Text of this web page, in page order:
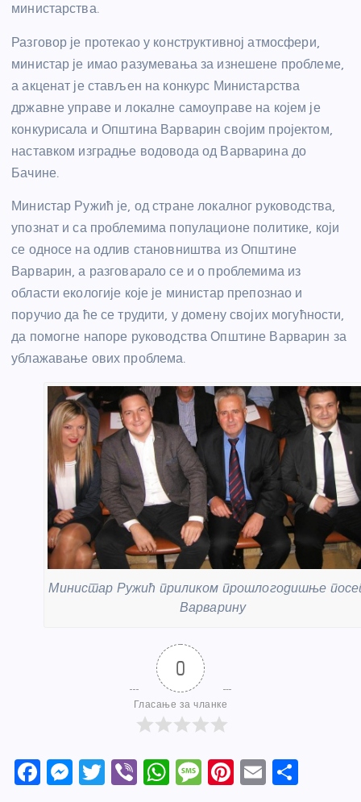
министарства.
Разговор је протекао у конструктивној атмосфери,
министар је имао разумевања за изнешене проблеме,
а акценат је стављен на конкурс Министарства
државне управе и локалне самоуправе на којем је
конкурисала и Општина Варварин својим пројектом,
наставком изградње водовода од Варварина до
Бачине.
Министар Ружић је, од стране локалног руководства,
упознат и са проблемима популационе политике, који
се односе на одлив становништва из Општине
Варварин, а разговарало се и о проблемима из
области екологије које је министар препознао и
поручио да ће се трудити, у домену својих могућности,
да помогне напоре руководства Општине Варварин за
ублажавање ових проблема.
Министар Ружић приликом прошлогодишње
Варварину
0
Гласање за чланке
F
M T
Vi W M Pi E